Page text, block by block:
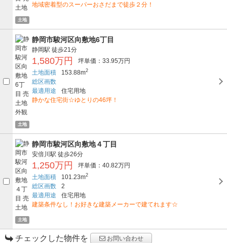
土地
地域密着型のスーパーおさだまで徒歩２分！
土地
静岡市駿河区向敷地6丁目
静岡駅 徒歩21分
1,580万円
坪単価：33.95万円
土地面積
153.88m2
総区画数
最適用途
住宅用地
静かな住宅街☆ゆとりの46坪！
土地
静岡市駿河区向敷地４丁目
安倍川駅 徒歩26分
1,250万円
坪単価：40.82万円
土地面積
101.23m2
総区画数
2
最適用途
住宅用地
建築条件なし！お好きな建築メーカーで建てれます☆
チェックした物件を お問い合わせ